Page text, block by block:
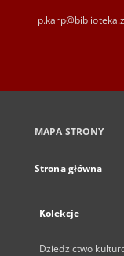
MAPA STRONY
Strona główna
Kolekcje
Dziedzictwo